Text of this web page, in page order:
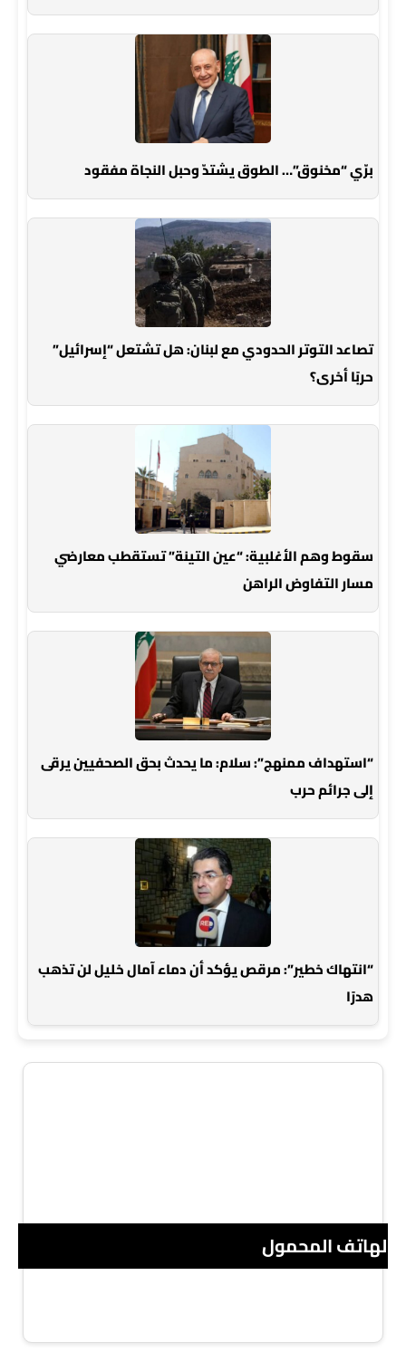
برّي “مخنوق”… الطوق يشتدّ وحبل النجاة مفقود
تصاعد التوتر الحدودي مع لبنان: هل تشتعل “إسرائيل”
حربًا أخرى؟
سقوط وهم الأغلبية: “عين التينة” تستقطب معارضي
مسار التفاوض الراهن
“استهداف ممنهج”: سلام: ما يحدث بحق الصحفيين يرقى
إلى جرائم حرب
“انتهاك خطير”: مرقص يؤكد أن دماء آمال خليل لن تذهب
هدرًا
الهاتف المحمول